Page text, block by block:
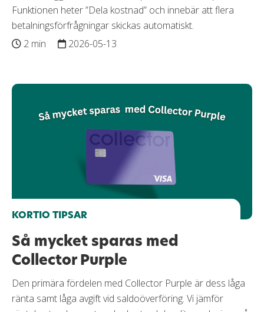
Funktionen heter ”Dela kostnad” och innebär att flera
betalningsförfrågningar skickas automatiskt.
2 min
2026-05-13
KORTIO TIPSAR
Så mycket sparas med
Collector Purple
Den primära fördelen med Collector Purple är dess låga
ränta samt låga avgift vid saldoöverföring. Vi jämför